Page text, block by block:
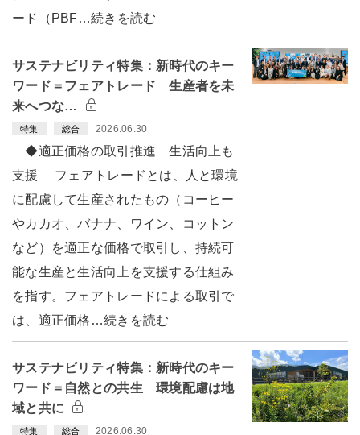
ード（PBF…続きを読む
サステナビリティ特集：新時代のキー
ワード＝フェアトレード 生産者を未
来へつな…
特集 総合 2026.06.30
◆適正価格の取引推進 生活向上も
支援 フェアトレードとは、人と環境
に配慮して生産されたもの（コーヒー
やカカオ、バナナ、ワイン、コットン
など）を適正な価格で取引し、持続可
能な生産と生活向上を支援する仕組み
を指す。フェアトレードによる取引で
は、適正価格…続きを読む
サステナビリティ特集：新時代のキー
ワード＝自然との共生 環境配慮は地
域と共に
特集 総合 2026.06.30